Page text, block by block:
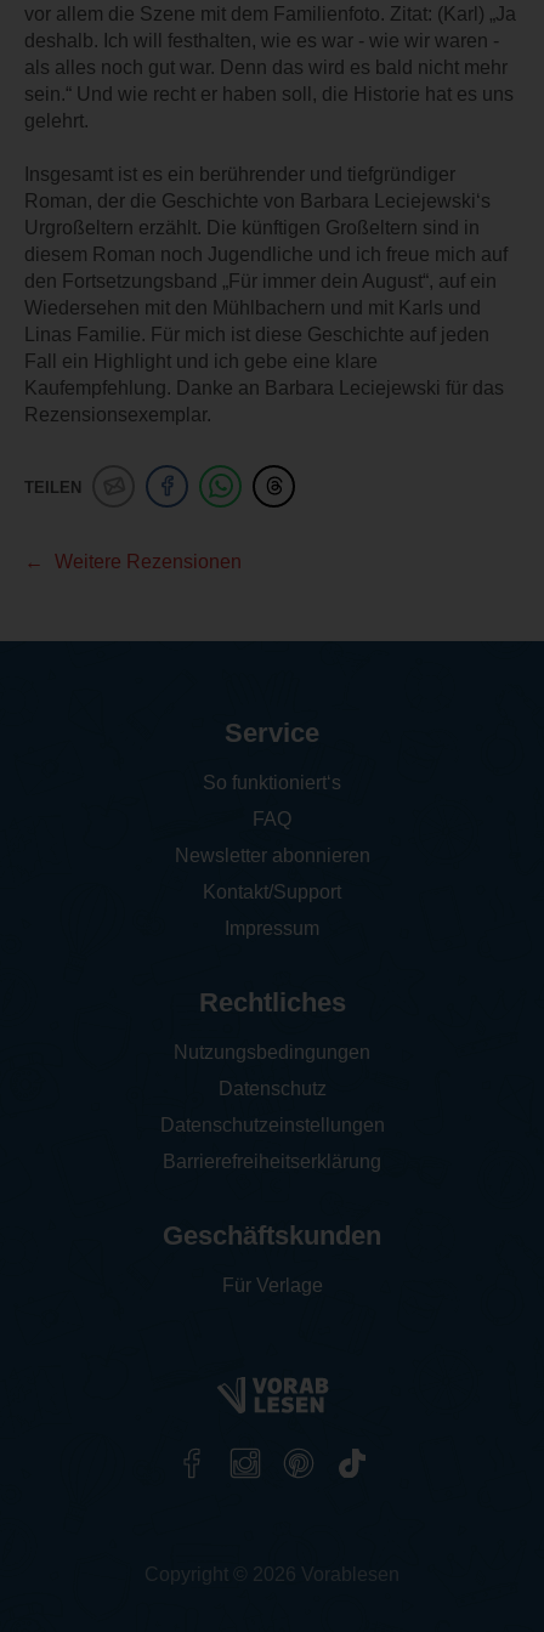
vor allem die Szene mit dem Familienfoto. Zitat: (Karl) „Ja
deshalb. Ich will festhalten, wie es war - wie wir waren -
als alles noch gut war. Denn das wird es bald nicht mehr
sein.“ Und wie recht er haben soll, die Historie hat es uns
gelehrt.
Insgesamt ist es ein berührender und tiefgründiger
Roman, der die Geschichte von Barbara Leciejewski‘s
Urgroßeltern erzählt. Die künftigen Großeltern sind in
diesem Roman noch Jugendliche und ich freue mich auf
den Fortsetzungsband „Für immer dein August“, auf ein
Wiedersehen mit den Mühlbachern und mit Karls und
Linas Familie. Für mich ist diese Geschichte auf jeden
Fall ein Highlight und ich gebe eine klare
Kaufempfehlung. Danke an Barbara Leciejewski für das
Rezensionsexemplar.
TEILEN
Weitere Rezensionen
Service
So funktioniert‘s
FAQ
Newsletter abonnieren
Kontakt/Support
Impressum
Rechtliches
Nutzungsbedingungen
Datenschutz
Datenschutzeinstellungen
Barrierefreiheitserklärung
Geschäftskunden
Für Verlage
Copyright © 2026 Vorablesen